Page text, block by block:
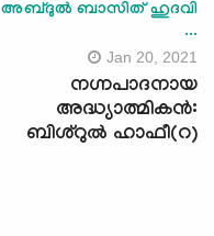
അബ്ദുൽ ബാസിത് ഹുദവി
...
Jan 20, 2021
നഗ്നപാദനായ
അദ്ധ്യാത്മികൻ:
ബിശ്റുൽ ഹാഫീ(റ)